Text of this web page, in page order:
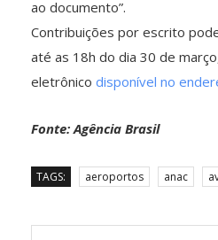
ao documento”.
Contribuições por escrito
até as 18h do dia 30 de
eletrônico disponível no
Fonte: Agência Brasil
TAGS: aeroportos anac